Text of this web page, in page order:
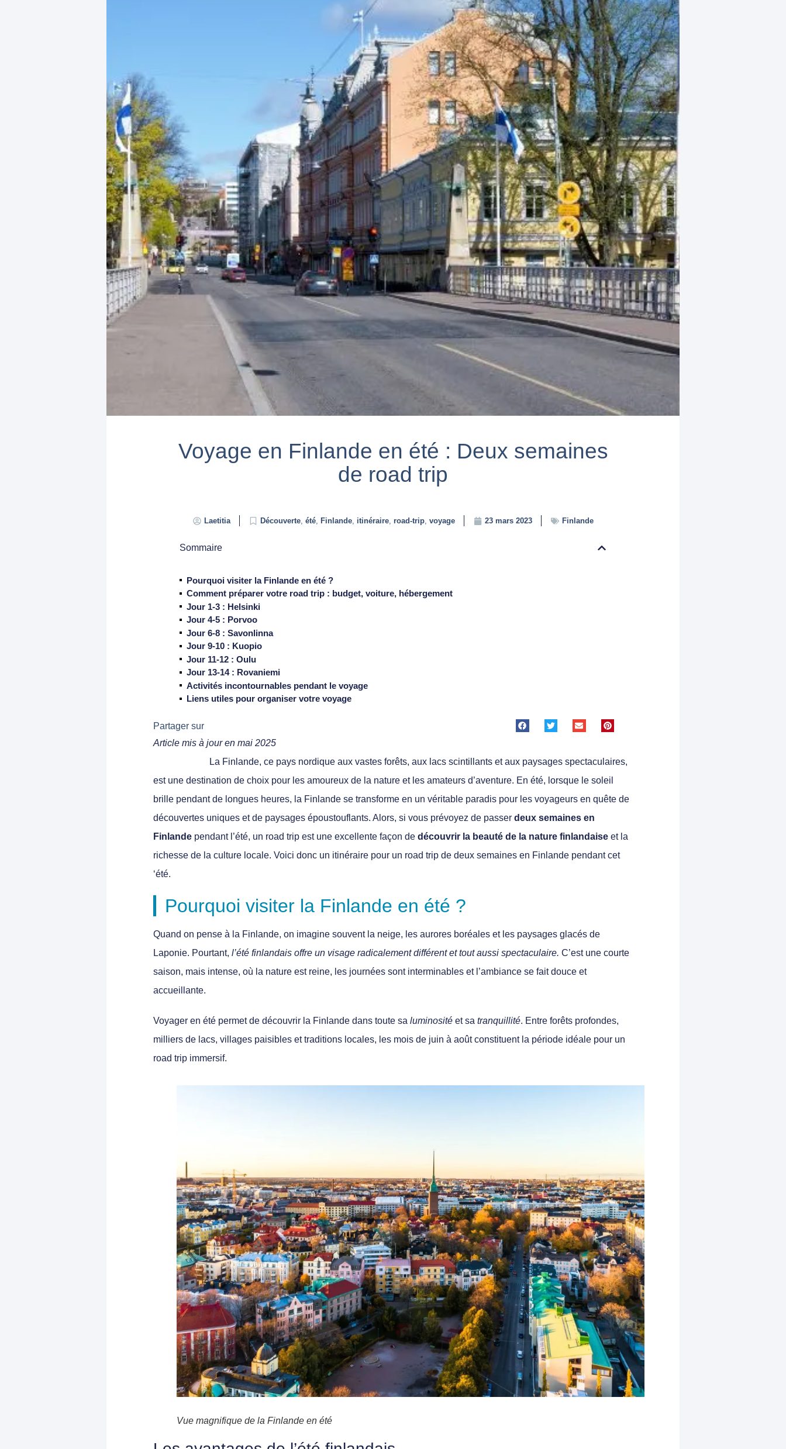
Voyage en Finlande en été : Deux semaines
de road trip
Laetitia Découverte, été, Finlande, itinéraire, road-trip, voyage 23 mars 2023 Finlande
Sommaire
Pourquoi visiter la Finlande en été ?
Comment préparer votre road trip : budget, voiture, hébergement
Jour 1-3 : Helsinki
Jour 4-5 : Porvoo
Jour 6-8 : Savonlinna
Jour 9-10 : Kuopio
Jour 11-12 : Oulu
Jour 13-14 : Rovaniemi
Activités incontournables pendant le voyage
Liens utiles pour organiser votre voyage
Partager sur
Article mis à jour en mai 2025
La Finlande, ce pays nordique aux vastes forêts, aux lacs scintillants et aux paysages spectaculaires,
est une destination de choix pour les amoureux de la nature et les amateurs d’aventure. En été, lorsque le soleil
brille pendant de longues heures, la Finlande se transforme en un véritable paradis pour les voyageurs en quête de
découvertes uniques et de paysages époustouflants. Alors, si vous prévoyez de passer deux semaines en
Finlande pendant l’été, un road trip est une excellente façon de découvrir la beauté de la nature finlandaise et la
richesse de la culture locale. Voici donc un itinéraire pour un road trip de deux semaines en Finlande pendant cet
‘été.
Pourquoi visiter la Finlande en été ?
Quand on pense à la Finlande, on imagine souvent la neige, les aurores boréales et les paysages glacés de
Laponie. Pourtant, l’été finlandais offre un visage radicalement différent et tout aussi spectaculaire. C’est une courte
saison, mais intense, où la nature est reine, les journées sont interminables et l’ambiance se fait douce et
accueillante.
Voyager en été permet de découvrir la Finlande dans toute sa luminosité et sa tranquillité. Entre forêts profondes,
milliers de lacs, villages paisibles ettraditions locales, les mois de juin à août constituent la période idéale pour un
road trip immersif.
Vue magnifique de la Finlande en été